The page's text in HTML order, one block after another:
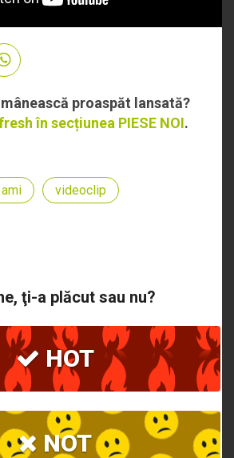
proaspăt lansată?
în secțiunea PIESE NOI.
ami videoclip
ţi-a plăcut sau nu?
HOT
NOT